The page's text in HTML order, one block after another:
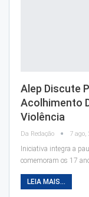
Alep Discute
Acolhimento
Violência
Da Redação 7 ago,
Iniciativa integra a
comemoram os 17
LEIA MAIS...